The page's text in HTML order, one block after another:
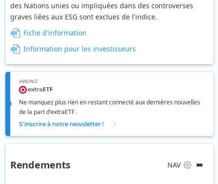
des Nations unies ou impliquées dans des controverses
graves liées aux ESG sont exclues de l'indice.
Fiche d'information
Information pour les investisseurs
ANNONCE
Ne manquez plus rien en restant connecté aux dernières nouvelles
de la part d'extraETF .
S'inscrire à notre newsletter !
Rendements NAV